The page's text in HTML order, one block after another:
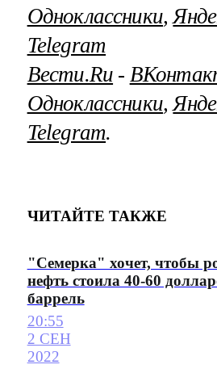
Одноклассники,
Telegram
Вести.Ru ‐
Одноклассники,
Telegram.
ЧИТАЙТЕ ТАКЖЕ
"Семерка" хочет, чтобы
нефть стоила 40-60
баррель
20:55
2 СЕН
2022